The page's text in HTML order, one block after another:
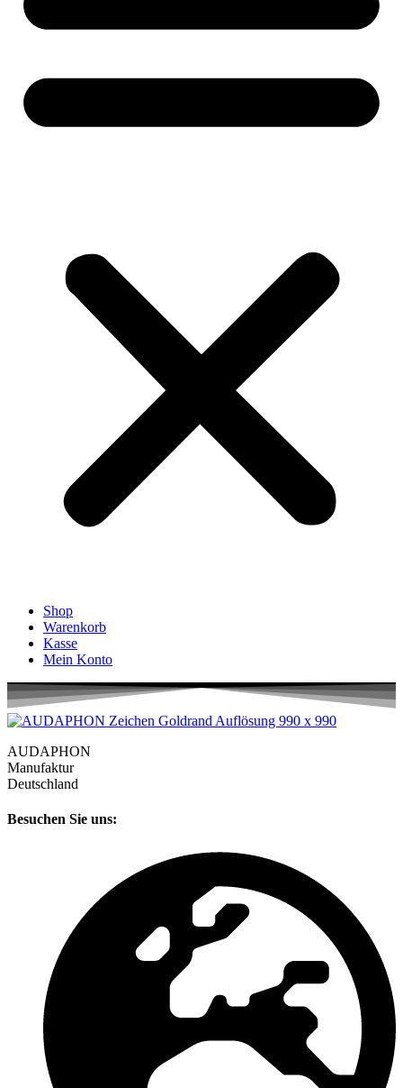
Shop
Warenkorb
Kasse
Mein Konto
AUDAPHON
Manufaktur
Deutschland
Besuchen Sie uns: